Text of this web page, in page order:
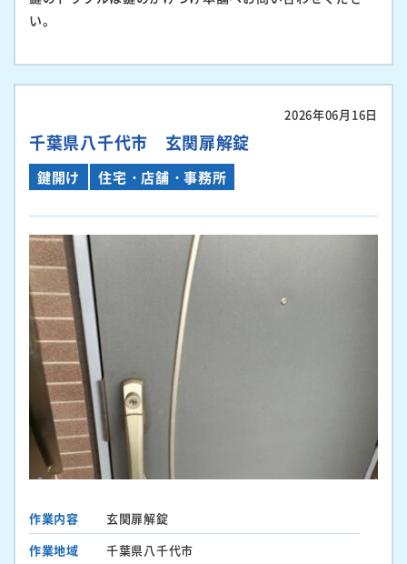
い。
2026年06月16日
千葉県八千代市 玄関扉解錠
鍵開け 住宅・店舗・事務所
作業内容
玄関扉解錠
作業地域
千葉県八千代市